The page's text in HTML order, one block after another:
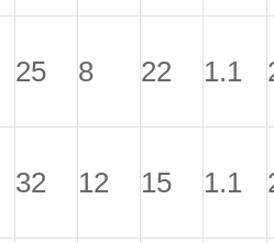
25 8 22 1.1
32 12 15 1.1